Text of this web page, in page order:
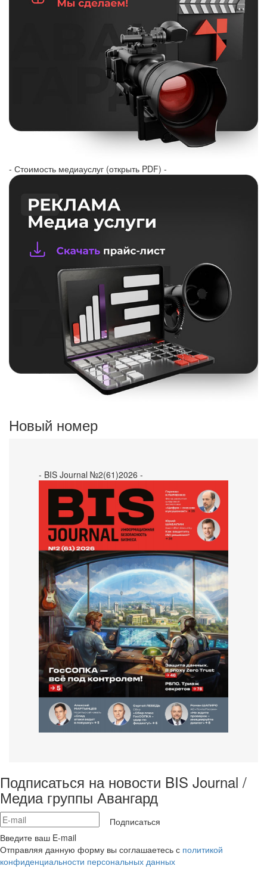
- Стоимость медиауслуг (открыть PDF) -
Новый номер
- BIS Journal №2(61)2026 -
Подписаться на новости BIS Journal /
Медиа группы Авангард
Подписаться
Введите ваш E-mail
Отправляя данную форму вы соглашаетесь с политикой
конфиденциальности персональных данных